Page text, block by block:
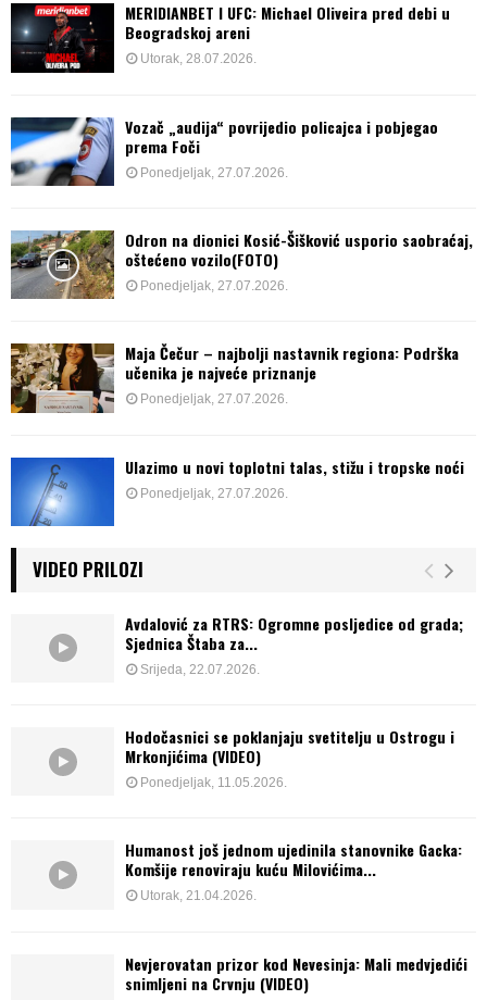
MERIDIANBET I UFC: Michael Oliveira pred debi u
Beogradskoj areni
Utorak, 28.07.2026.
Vozač „audija“ povrijedio policajca i pobjegao
prema Foči
Ponedjeljak, 27.07.2026.
Odron na dionici Kosić-Šišković usporio saobraćaj,
oštećeno vozilo(FOTO)
Ponedjeljak, 27.07.2026.
Maja Čečur – najbolji nastavnik regiona: Podrška
učenika je najveće priznanje
Ponedjeljak, 27.07.2026.
Ulazimo u novi toplotni talas, stižu i tropske noći
Ponedjeljak, 27.07.2026.
VIDEO PRILOZI
Avdalović za RTRS: Ogromne posljedice od grada;
Sjednica Štaba za...
Srijeda, 22.07.2026.
Hodočasnici se poklanjaju svetitelju u Ostrogu i
Mrkonjićima (VIDEO)
Ponedjeljak, 11.05.2026.
Humanost još jednom ujedinila stanovnike Gacka:
Komšije renoviraju kuću Milovićima...
Utorak, 21.04.2026.
Nevjerovatan prizor kod Nevesinja: Mali medvjedići
snimljeni na Crvnju (VIDEO)